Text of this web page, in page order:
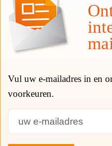
Vul uw e-mailadres in en
voorkeuren.